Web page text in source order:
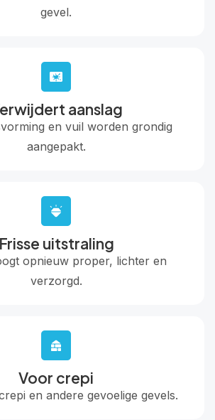
gevel.
aanslag
en vuil worden grondig
aangepakt.
Frisse uitstraling
opnieuw proper, lichter en
verzorgd.
Voor crepi
en andere gevoelige gevels.